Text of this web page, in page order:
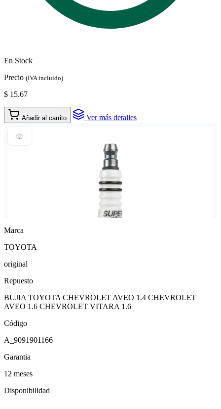
En Stock
Precio (IVA incluido)
$ 15.67
Añadir al carrito Ver más detalles
Marca
TOYOTA
original
Repuesto
BUJIA TOYOTA CHEVROLET AVEO 1.4 CHEVROLET
AVEO 1.6 CHEVROLET VITARA 1.6
Código
A_9091901166
Garantia
12 meses
Disponibilidad